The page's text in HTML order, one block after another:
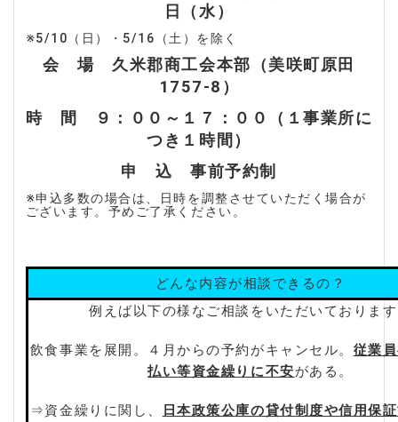
日（水）
※5/10（日）・5/16（土）を除く
会 場 久米郡商工会本部（美咲町原田
1757-8）
時 間 ９：００～１７：００（１事業所に
つき１時間）
申 込 事前予約制
※申込多数の場合は、日時を調整させていただく場合が
ございます。予めご了承ください。
どんな内容が相談できるの？
例えば以下の様なご相談をいただいておりま
飲食事業を展開。４月からの予約がキャンセル。 従業
払い等資金繰りに不安がある。
⇒資金繰りに関し、
日本政策公庫の貸付制度や信用保